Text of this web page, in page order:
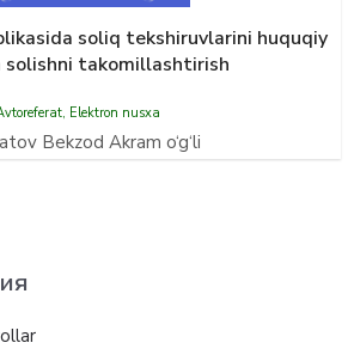
soliq tekshiruvlarini huquqiy
takomillashtirish
, Elektron nusxa
Bekzod Akram o‘g‘li